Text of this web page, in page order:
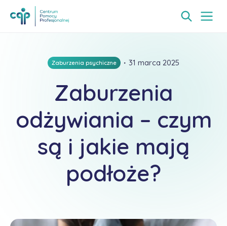
Zaburzenia psychiczne ・ 31 marca 2025
Zaburzenia
odżywiania – czym
są i jakie mają
podłoże?